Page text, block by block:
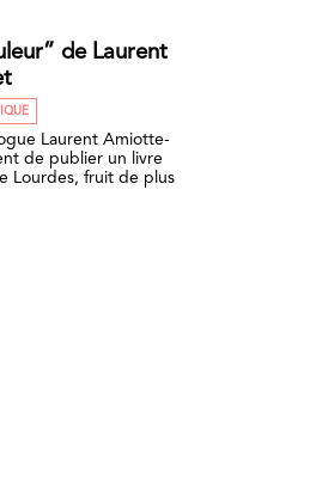
de Laurent
Laurent Amiotte-
de publier un livre
Lourdes, fruit de plus